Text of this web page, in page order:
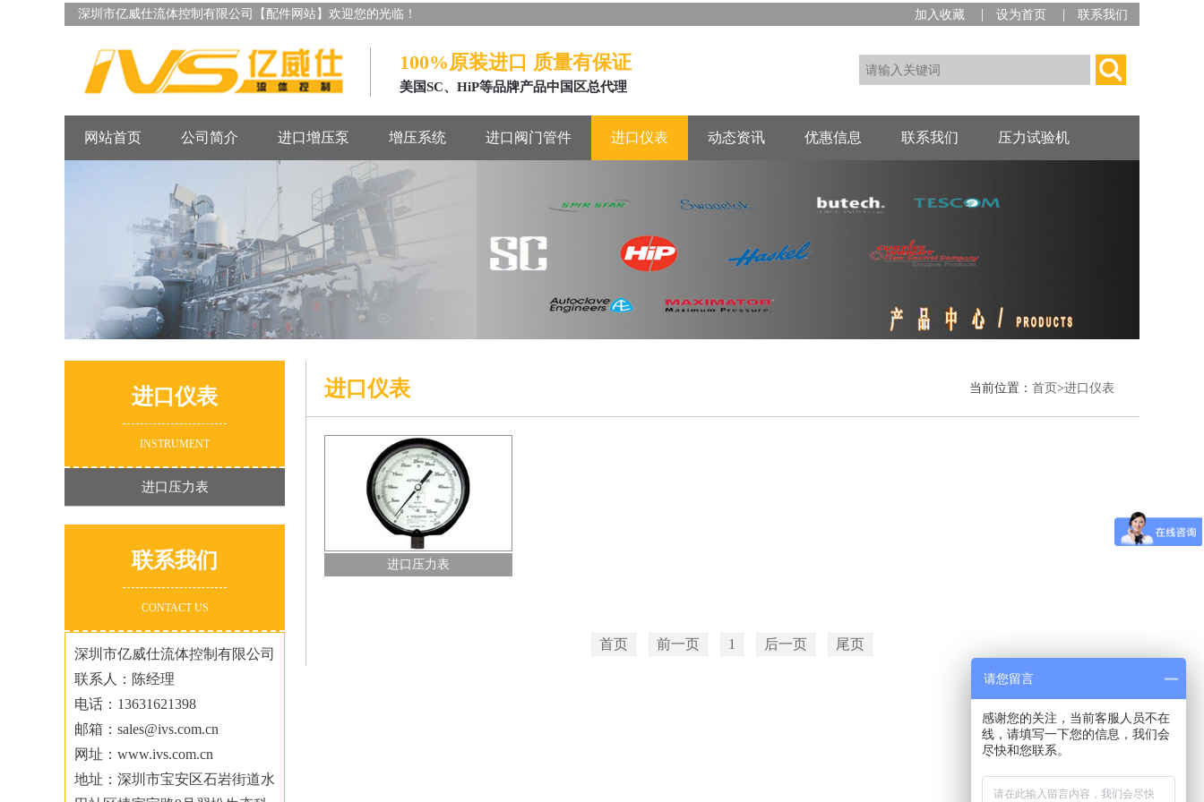
深圳市亿威仕流体控制有限公司【配件网站】欢迎您的光临！ 加入收藏 | 设为首页 | 联系我们
100%原装进口 质量有保证
美国SC、HiP等品牌产品中国区总代理
网站首页 公司简介 进口增压泵 增压系统 进口阀门管件 进口仪表 动态资讯 优惠信息 联系我们 压力试验机
进口仪表
INSTRUMENT
进口压力表
联系我们
CONTACT US
深圳市亿威仕流体控制有限公司
联系人：陈经理
电话：13631621398
邮箱：sales@ivs.com.cn
网址：www.ivs.com.cn
地址：深圳市宝安区石岩街道水
进口仪表 当前位置： 首页 >进口仪表
进口压力表
查看详情+
进口压力表
首页 前一页 1 后一页 尾页
请您留言
感谢您的关注，当前客服人员不在
线，请填写一下您的信息，我们会
尽快和您联系。